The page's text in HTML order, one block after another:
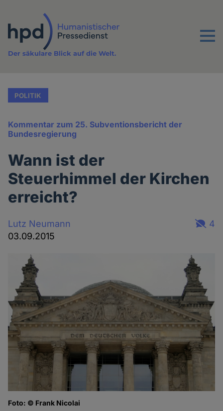
Inhalt
Menu
Der säkulare Blick auf die Welt.
POLITIK
Kommentar zum 25. Subventionsbericht der
Bundesregierung
Wann ist der
Steuerhimmel der Kirchen
erreicht?
Lutz Neumann
03.09.2015
4
Foto: © Frank Nicolai